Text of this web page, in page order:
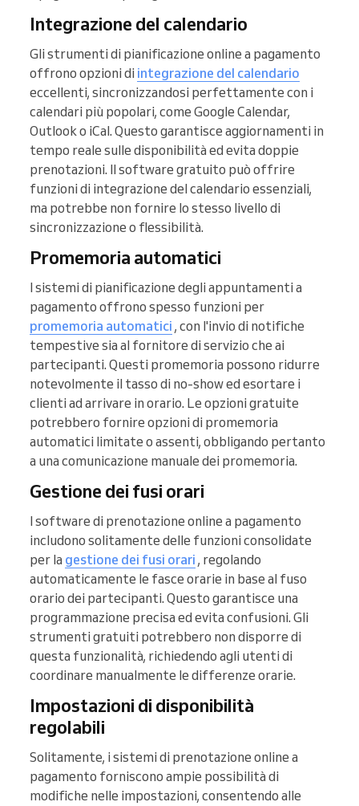
Integrazione del calendario
Gli strumenti di pianificazione online a pagamento
offrono opzioni di integrazione del calendario
eccellenti, sincronizzandosi perfettamente con i
calendari più popolari, come Google Calendar,
Outlook o iCal. Questo garantisce aggiornamenti in
tempo reale sulle disponibilità ed evita doppie
prenotazioni. Il software gratuito può offrire
funzioni di integrazione del calendario essenziali,
ma potrebbe non fornire lo stesso livello di
sincronizzazione o flessibilità.
Promemoria automatici
I sistemi di pianificazione degli appuntamenti a
pagamento offrono spesso funzioni per
promemoria automatici , con l'invio di notifiche
tempestive sia al fornitore di servizio che ai
partecipanti. Questi promemoria possono ridurre
notevolmente il tasso di no-show ed esortare i
clienti ad arrivare in orario. Le opzioni gratuite
potrebbero fornire opzioni di promemoria
automatici limitate o assenti, obbligando pertanto
a una comunicazione manuale dei promemoria.
Gestione dei fusi orari
I software di prenotazione online a pagamento
includono solitamente delle funzioni consolidate
per la gestione dei fusi orari , regolando
automaticamente le fasce orarie in base al fuso
orario dei partecipanti. Questo garantisce una
programmazione precisa ed evita confusioni. Gli
strumenti gratuiti potrebbero non disporre di
questa funzionalità, richiedendo agli utenti di
coordinare manualmente le differenze orarie.
Impostazioni di disponibilità
regolabili
Solitamente, i sistemi di prenotazione online a
pagamento forniscono ampie possibilità di
modifiche nelle impostazioni, consentendo alle